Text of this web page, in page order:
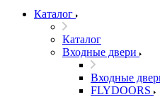
Каталог
Каталог
Входные двери
Входные
FLYDOORS